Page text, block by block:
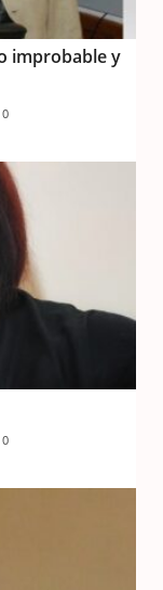
improbable y
0
0